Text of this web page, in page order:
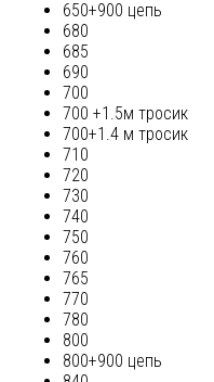
650+900 цепь
680
685
690
700
700 +1.5м тросик
700+1.4 м тросик
710
720
730
740
750
760
765
770
780
800
800+900 цепь